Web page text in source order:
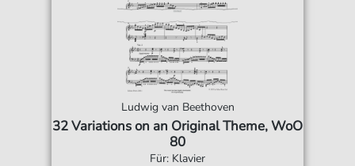
Ludwig van Beethoven
32 Variations on an Original Theme, WoO
80
Für: Klavier